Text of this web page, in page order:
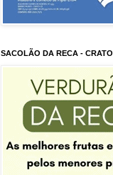
SACOLÃO DA RECA - CRATO